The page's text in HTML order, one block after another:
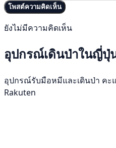
โพสต์ความคิดเห็น
ยังไม่มีความคิดเห็น
อุปกรณ์เดินป่าในญี่ปุ่
อุปกรณ์รับมือหมีและเดินป่า คะ
Rakuten